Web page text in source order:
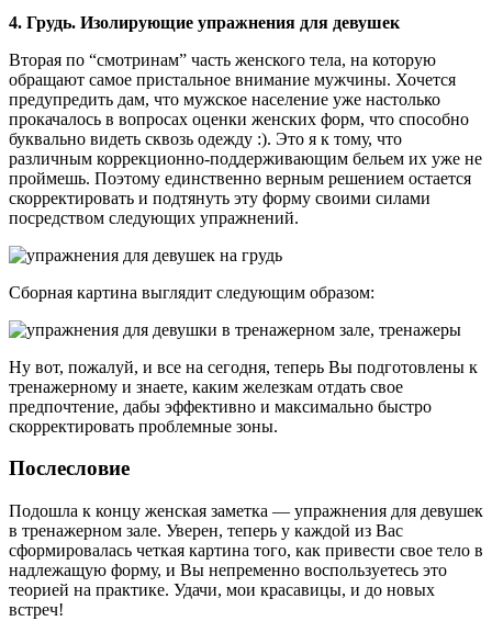
4. Грудь. Изолирующие упражнения для девушек
Вторая по “смотринам” часть женского тела, на которую
обращают самое пристальное внимание мужчины. Хочется
предупредить дам, что мужское население уже настолько
прокачалось в вопросах оценки женских форм, что способно
буквально видеть сквозь одежду :). Это я к тому, что
различным коррекционно-поддерживающим бельем их уже не
проймешь. Поэтому единственно верным решением остается
скорректировать и подтянуть эту форму своими силами
посредством следующих упражнений.
Сборная картина выглядит следующим образом:
Ну вот, пожалуй, и все на сегодня, теперь Вы подготовлены к
тренажерному и знаете, каким железкам отдать свое
предпочтение, дабы эффективно и максимально быстро
скорректировать проблемные зоны.
Послесловие
Подошла к концу женская заметка — упражнения для девушек
в тренажерном зале. Уверен, теперь у каждой из Вас
сформировалась четкая картина того, как привести свое тело в
надлежащую форму, и Вы непременно воспользуетесь это
теорией на практике. Удачи, мои красавицы, и до новых
встреч!